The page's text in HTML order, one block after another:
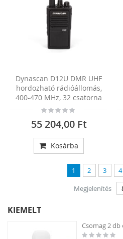
Dynascan D12U DMR UHF
hordozható rádióállomás,
400-470 MHz, 32 csatorna
Rating:
0%
55 204,00 Ft
Kosárba
Oldal
You're currently
1 Oldal
2 Oldal
3 4
Megjelenítés
KIEMELT
Rating: